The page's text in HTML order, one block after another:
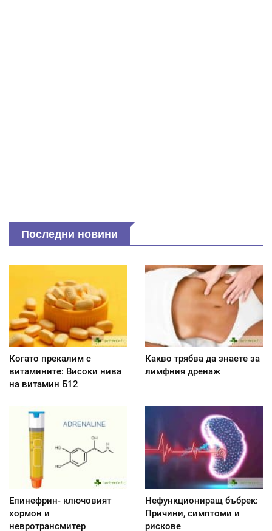
Последни новини
Когато прекалим с
витамините: Високи нива
на витамин Б12
Какво трябва да знаете за
лимфния дренаж
Епинефрин- ключовият
хормон и
невротрансмитер
Нефункциониращ бъбрек:
Причини, симптоми и
рискове